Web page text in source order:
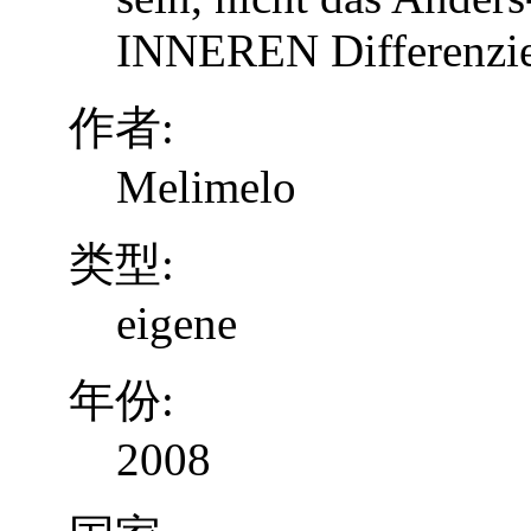
INNEREN
作者:
Melimelo
类型:
eigene
年份:
2008